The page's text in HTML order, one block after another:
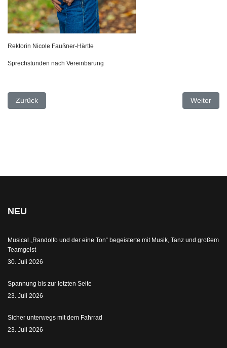
Rektorin Nicole Faußner-Härtle
Sprechstunden nach Vereinbarung
Vorheriger Beitrag: Kollegium
Zurück Nächster
Weiter
NEU
Musical „Randolfo und der eine Ton“ begeisterte mit Musik, Tanz und großem
Teamgeist
30. Juli 2026
Spannung bis zur letzten Seite
23. Juli 2026
Sicher unterwegs mit dem Fahrrad
23. Juli 2026